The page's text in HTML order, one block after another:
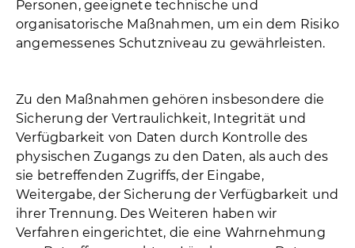
Personen, geeignete technische und
organisatorische Maßnahmen, um ein dem Risiko
angemessenes Schutzniveau zu gewährleisten.
Zu den Maßnahmen gehören insbesondere die
Sicherung der Vertraulichkeit, Integrität und
Verfügbarkeit von Daten durch Kontrolle des
physischen Zugangs zu den Daten, als auch des
sie betreffenden Zugriffs, der Eingabe,
Weitergabe, der Sicherung der Verfügbarkeit und
ihrer Trennung. Des Weiteren haben wir
Verfahren eingerichtet, die eine Wahrnehmung